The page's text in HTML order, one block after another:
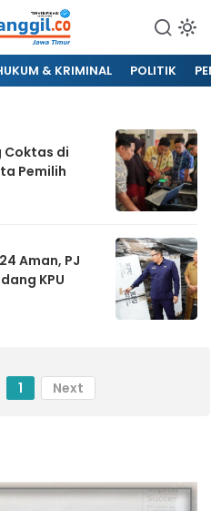
& KRIMINAL POLITIK
Coktas di
Pemilih
Aman, PJ
KPU
1 Next